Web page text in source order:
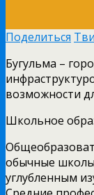
Поделиться
Бугульма –
возможности
Школьное
обычные
углубленным